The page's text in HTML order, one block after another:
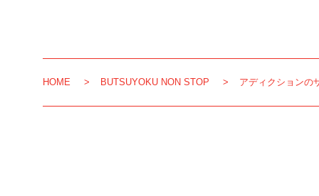
HOME BUTSUYOKU NON STOP アディクションの